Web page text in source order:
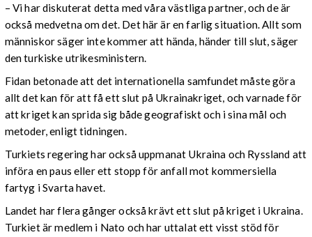
– Vi har diskuterat detta med våra västliga partner, och de är
också medvetna om det. Det här är en farlig situation. Allt som
människor säger inte kommer att hända, händer till slut, säger
den turkiske utrikesministern.
Fidan betonade att det internationella samfundet måste göra
allt det kan för att få ett slut på Ukrainakriget, och varnade för
att kriget kan sprida sig både geografiskt och i sina mål och
metoder, enligt tidningen.
Turkiets regering har också uppmanat Ukraina och Ryssland att
införa en paus eller ett stopp för anfall mot kommersiella
fartyg i Svarta havet.
Landet har flera gånger också krävt ett slut på kriget i Ukraina.
Turkiet är medlem i Nato och har uttalat ett visst stöd för